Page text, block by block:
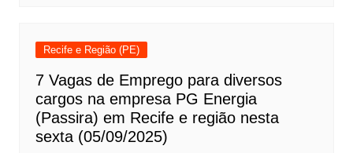
Recife e Região (PE)
7 Vagas de Emprego para diversos
cargos na empresa PG Energia
(Passira) em Recife e região nesta
sexta (05/09/2025)